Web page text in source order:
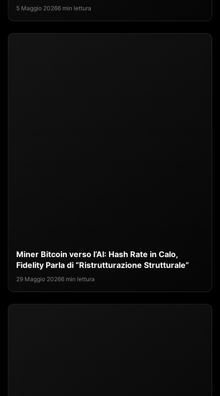
5 Maggio 20266 min lettura
Miner Bitcoin verso l’AI: Hash Rate in Calo,
Fidelity Parla di “Ristrutturazione Strutturale”
29 Maggio 20266 min lettura